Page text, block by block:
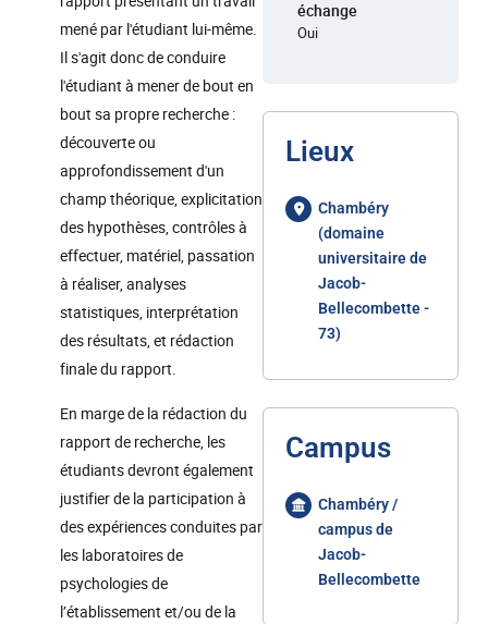
mené par l'étudiant lui-même.
Il s'agit donc de conduire
l'étudiant à mener de bout en
bout sa propre recherche :
découverte ou
approfondissement d'un
champ théorique, explicitation
des hypothèses, contrôles à
effectuer, matériel, passation
à réaliser, analyses
statistiques, interprétation
des résultats, et rédaction
finale du rapport.
En marge de la rédaction du
rapport de recherche, les
étudiants devront également
justifier de la participation à
des expériences conduites par
les laboratoires de
psychologies de
l’établissement et/ou de la
échange
Oui
Lieux
Chambéry
(domaine
universitaire de
Jacob-
Bellecombette -
73)
Campus
Chambéry /
campus de
Jacob-
Bellecombette